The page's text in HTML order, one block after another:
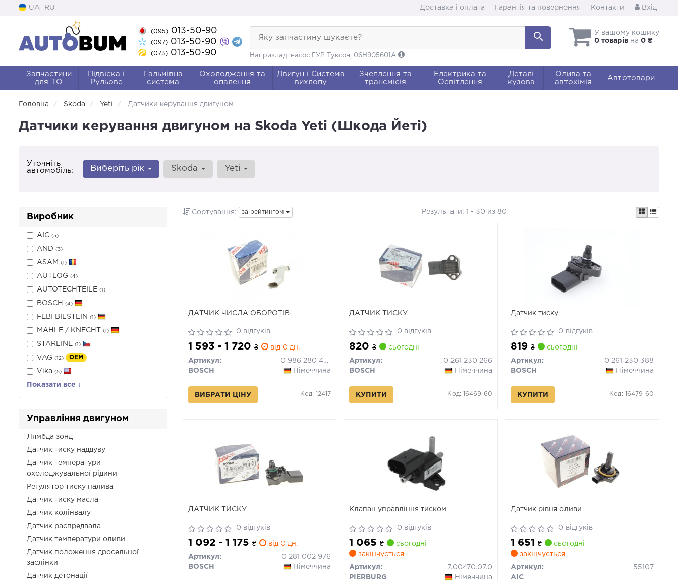
UA RU Доставка і оплата Гарантія та повернення Контакти Вхід
(095)013-50-90
(097)013-50-90
(073)013-50-90
У вашому кошику
0 товарів на 0 ₴
Яку запчастину шукаєте?
Наприклад: насос ГУР Туксон, 06H905601A
Запчастини
для ТО
Підвіска і
Рульове
Гальмівна
система
Охолодження та
опалення
Двигун і Система
вихлопу
Зчеплення та
трансмісія
Електрика та
Освітлення
Деталі
кузова
Олива та
автохімія
Автотовари
Головна Skoda Yeti Датчики керування двигуном
Датчики керування двигуном на Skoda Yeti (Шкода Йеті)
Уточніть
автомобіль:
Виберіть рік Skoda Yeti
Виробник
AIC (5)
AND (3)
ASAM (1)
AUTLOG (4)
AUTOTECHTEILE (1)
BOSCH (4)
FEBI BILSTEIN (1)
MAHLE / KNECHT (1)
STARLINE (1)
VAG (12) OEM
Vika (5)
Показати все ↓
Управління двигуном
Лямбда зонд
Датчик тиску наддуву
Датчик температури
охолоджувальної рідини
Регулятор тиску палива
Датчик тиску масла
Датчик колінвалу
Датчик распредвала
Датчик температури оливи
Датчик положення дросельної
заслінки
Датчик детонації
Сортування: за рейтингом Результати: 1 - 30 из 80
ДАТЧИК ЧИСЛА ОБОРОТІВ
0 відгуків
1 593 - 1 720 ₴ від 0 дн.
Артикул:
0 986 280 435
BOSCH
Німеччина
ВИБРАТИ ЦІНУ Код: 12417
ДАТЧИК ТИСКУ
0 відгуків
820₴ сьогодні
Артикул:
0 261 230 266
BOSCH
Німеччина
КУПИТИ Код: 16469-60
Датчик тиску
0 відгуків
819₴ сьогодні
Артикул:
0 261 230 388
BOSCH
Німеччина
КУПИТИ Код: 16479-60
ДАТЧИК ТИСКУ
0 відгуків
1 092 - 1 175 ₴ від 0 дн.
Артикул:
0 281 002 976
BOSCH
Німеччина
Клапан управління тиском
0 відгуків
1 065₴
сьогодні
закінчується
Артикул:
7.00470.07.0
PIERBURG
Німеччина
Датчик рівня оливи
0 відгуків
1 651₴
сьогодні
закінчується
Артикул:
55107
AIC